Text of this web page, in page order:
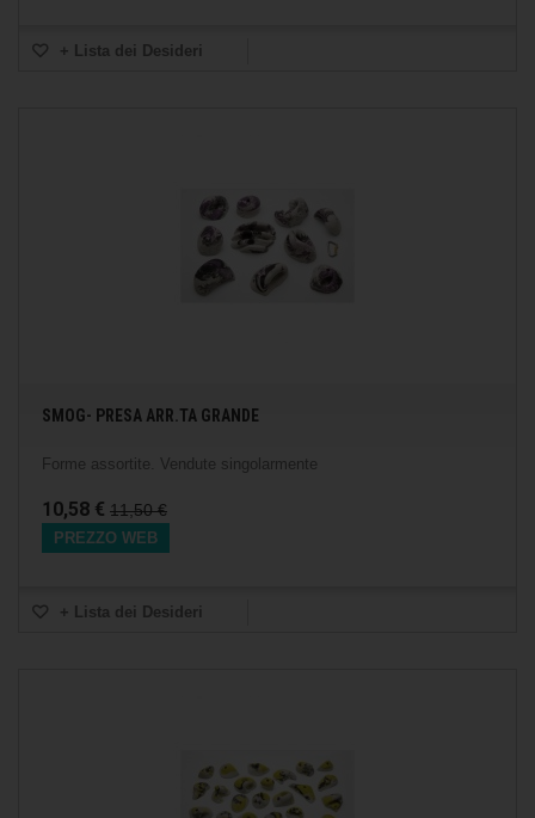
+ Lista dei Desideri
SMOG- PRESA ARR.TA GRANDE
Forme assortite. Vendute singolarmente
10,58 € 11,50 €
PREZZO WEB
+ Lista dei Desideri